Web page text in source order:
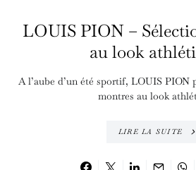
LOUIS PION –
au look
A l’aube d’un été sportif, LOUIS PION
montres au look
LIRE LA SUITE